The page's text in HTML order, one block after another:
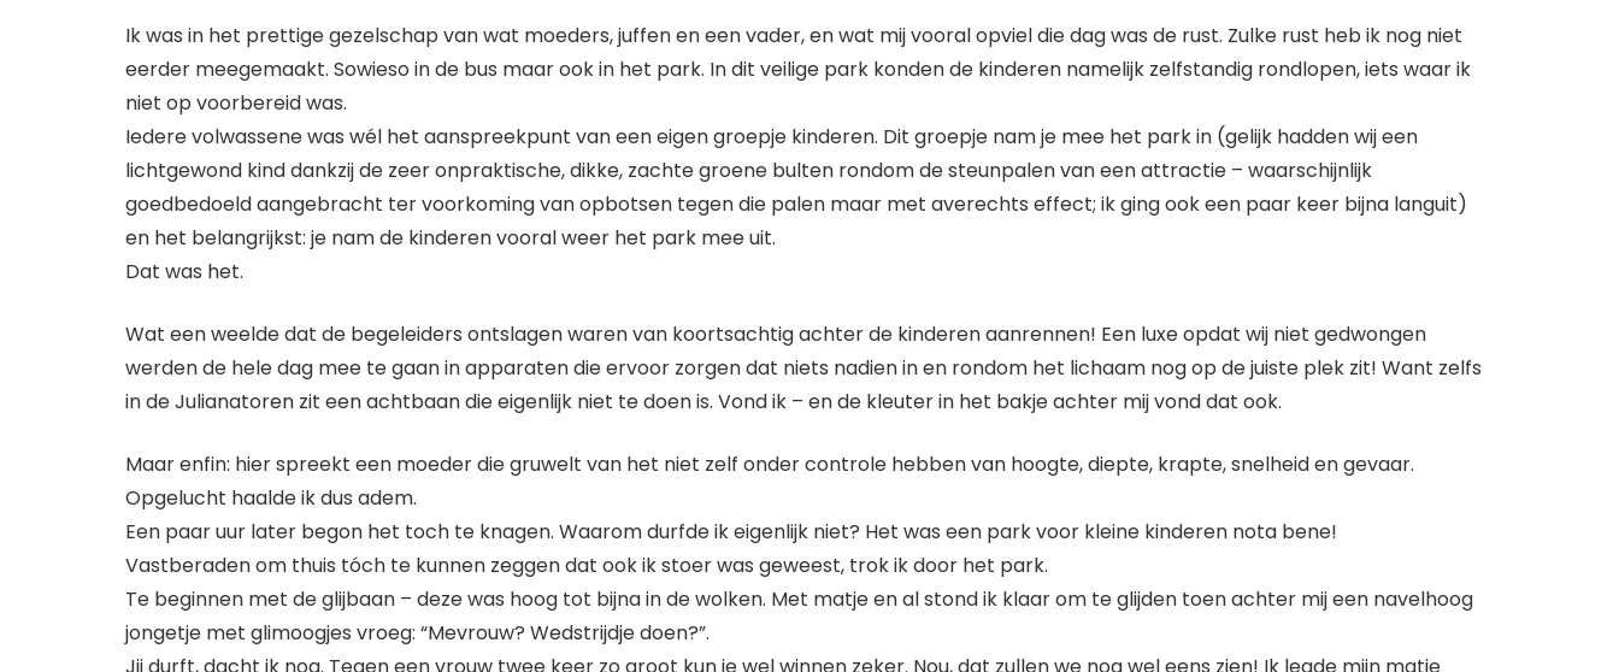
Ik was in het prettige gezelschap van wat moeders, juffen en een vader, en wat mij vooral opviel die dag was de rust. Zulke rust heb ik nog niet
eerder meegemaakt. Sowieso in de bus maar ook in het park. In dit veilige park konden de kinderen namelijk zelfstandig rondlopen, iets waar ik
niet op voorbereid was.
Iedere volwassene was wél het aanspreekpunt van een eigen groepje kinderen. Dit groepje nam je mee het park in (gelijk hadden wij een
lichtgewond kind dankzij de zeer onpraktische, dikke, zachte groene bulten rondom de steunpalen van een attractie – waarschijnlijk
goedbedoeld aangebracht ter voorkoming van opbotsen tegen die palen maar met averechts effect; ik ging ook een paar keer bijna languit)
en het belangrijkst: je nam de kinderen vooral weer het park mee uit.
Dat was het.
Wat een weelde dat de begeleiders ontslagen waren van koortsachtig achter de kinderen aanrennen! Een luxe opdat wij niet gedwongen
werden de hele dag mee te gaan in apparaten die ervoor zorgen dat niets nadien in en rondom het lichaam nog op de juiste plek zit! Want zelfs
in de Julianatoren zit een achtbaan die eigenlijk niet te doen is. Vond ik – en de kleuter in het bakje achter mij vond dat ook.
Maar enfin: hier spreekt een moeder die gruwelt van het niet zelf onder controle hebben van hoogte, diepte, krapte, snelheid en gevaar.
Opgelucht haalde ik dus adem.
Een paar uur later begon het toch te knagen. Waarom durfde ik eigenlijk niet? Het was een park voor kleine kinderen nota bene!
Vastberaden om thuis tóch te kunnen zeggen dat ook ik stoer was geweest, trok ik door het park.
Te beginnen met de glijbaan – deze was hoog tot bijna in de wolken. Met matje en al stond ik klaar om te glijden toen achter mij een navelhoog
jongetje met glimoogjes vroeg: “Mevrouw? Wedstrijdje doen?”.